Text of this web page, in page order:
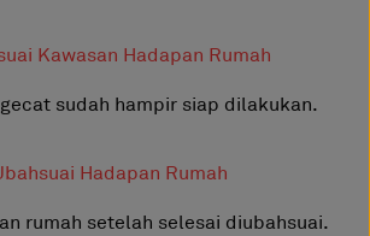
sudah hampir siap dilakukan.
rumah setelah selesai diubahsuai.